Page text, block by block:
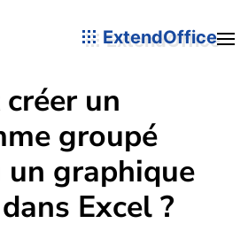
ExtendOffice
un
groupé
graphique
Excel ?